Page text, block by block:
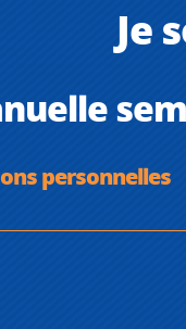
Je
semi
personnelles